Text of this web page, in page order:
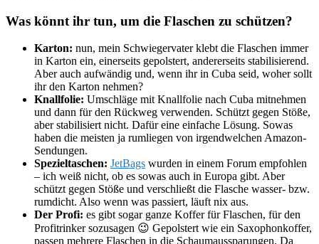
Was könnt ihr tun, um die Flaschen zu schützen?
Karton: nun, mein Schwiegervater klebt die Flaschen immer
in Karton ein, einerseits gepolstert, andererseits stabilisierend.
Aber auch aufwändig und, wenn ihr in Cuba seid, woher sollt
ihr den Karton nehmen?
Knallfolie: Umschläge mit Knallfolie nach Cuba mitnehmen
und dann für den Rückweg verwenden. Schützt gegen Stöße,
aber stabilisiert nicht. Dafür eine einfache Lösung. Sowas
haben die meisten ja rumliegen von irgendwelchen Amazon-
Sendungen.
Spezieltaschen: JetBags wurden in einem Forum empfohlen
– ich weiß nicht, ob es sowas auch in Europa gibt. Aber
schützt gegen Stöße und verschließt die Flasche wasser- bzw.
rumdicht. Also wenn was passiert, läuft nix aus.
Der Profi: es gibt sogar ganze Koffer für Flaschen, für den
Profitrinker sozusagen 😉 Gepolstert wie ein Saxophonkoffer,
passen mehrere Flaschen in die Schaumaussparungen. Da